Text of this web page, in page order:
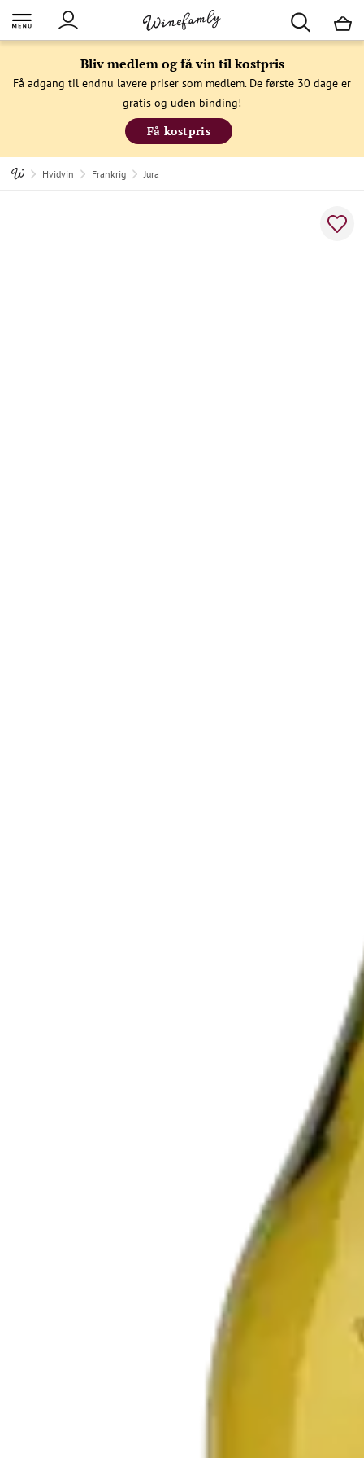
Bliv medlem og få vin til kostpris
Få adgang til endnu lavere priser som medlem. De første 30 dage er
gratis og uden binding!
Få kostpris
Hvidvin Frankrig Jura